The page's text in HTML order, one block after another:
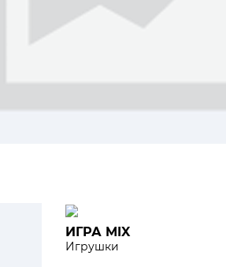
ИГРА MIX
Игрушки